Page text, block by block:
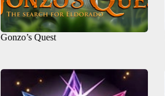
Gonzo’s Quest